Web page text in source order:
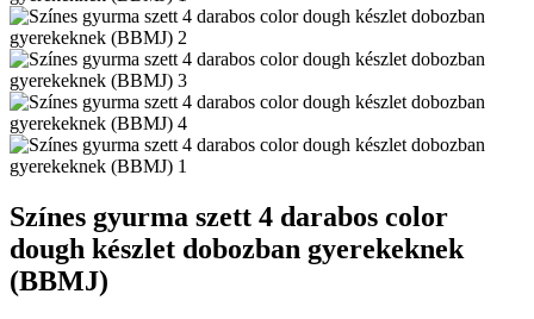
Színes gyurma szett 4 darabos color
dough készlet dobozban gyerekeknek
(BBMJ)